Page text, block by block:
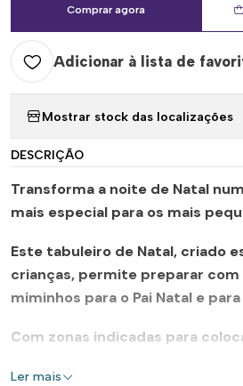
Comprar agora
Adicionar à lista de
Mostrar stock das localizações
DESCRIÇÃO
Transforma a noite de Natal
mais especial para os mais
Este tabuleiro de Natal, criado
crianças, permite preparar
miminhos para o Pai Natal e
Com zonas indicadas para
• 🍪 As bolachas favoritas do Pai
Ler mais